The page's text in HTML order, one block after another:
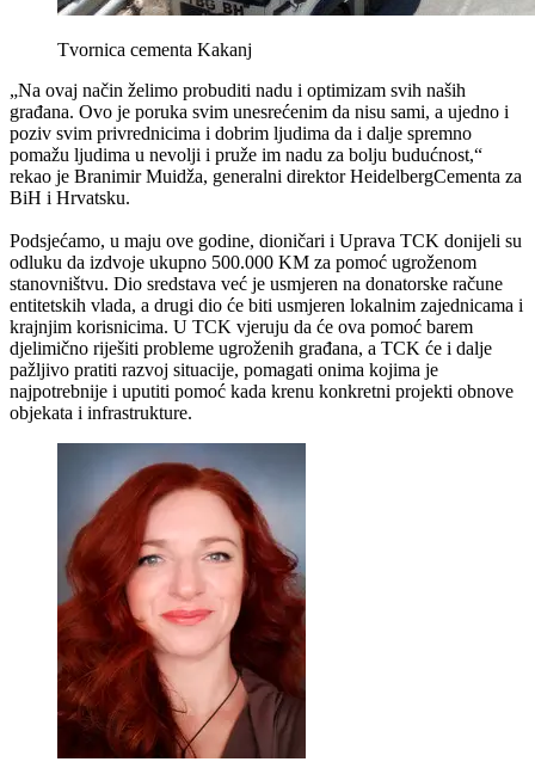
Tvornica cementa Kakanj
„Na ovaj način želimo probuditi nadu i optimizam svih naših
građana. Ovo je poruka svim unesrećenim da nisu sami, a ujedno i
poziv svim privrednicima i dobrim ljudima da i dalje spremno
pomažu ljudima u nevolji i pruže im nadu za bolju budućnost,“
rekao je Branimir Muidža, generalni direktor HeidelbergCementa za
BiH i Hrvatsku.
Podsjećamo, u maju ove godine, dioničari i Uprava TCK donijeli su
odluku da izdvoje ukupno 500.000 KM za pomoć ugroženom
stanovništvu. Dio sredstava već je usmjeren na donatorske račune
entitetskih vlada, a drugi dio će biti usmjeren lokalnim zajednicama i
krajnjim korisnicima. U TCK vjeruju da će ova pomoć barem
djelimično riješiti probleme ugroženih građana, a TCK će i dalje
pažljivo pratiti razvoj situacije, pomagati onima kojima je
najpotrebnije i uputiti pomoć kada krenu konkretni projekti obnove
objekata i infrastrukture.